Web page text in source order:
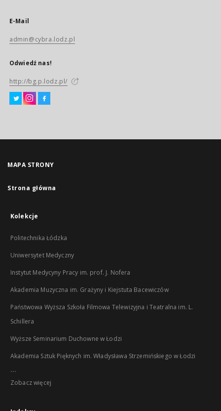
E-Mail
admin@cybra.lodz.pl
Odwiedź nas!
http://bg.p.lodz.pl/
MAPA STRONY
Strona główna
Kolekcje
Politechnika Łódzka
Uniwersytet Medyczny
Instytut Medycyny Pracy im. prof. J. Nofera
Akademia Muzyczna im. Grażyny i Kiejstuta Bacewiczów
Państwowa Wyższa Szkoła Filmowa Telewizyjna i Teatralna im. L.
Schillera
Wyższe Seminarium Duchowne w Łodzi
Akademia Sztuk Pięknych im. Władysława Strzemińskiego w Łodzi
...
Zobacz więcej